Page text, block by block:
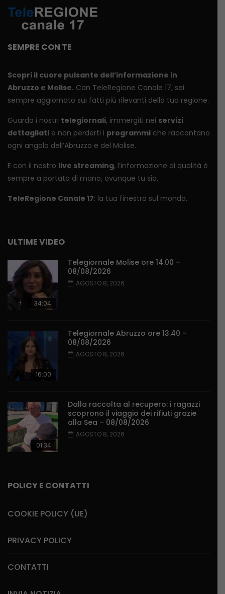
SEMPRE CON TE
Scopri il cuore pulsante dell’informazione in
Abruzzo e Molise. Con TeleRegione Canale 17, sei
sempre aggiornato sui fatti più rilevanti della tua regione.
Guarda i nostri telegiornali, immergiti nei servizi
dettagliati e non perderti i programmi che raccontano
ogni angolo dell’Abruzzo e del Molise.
E con il nostro live streaming, l’informazione di qualità è
sempre a portata di mano, ovunque tu sia.
TeleRegione Canale 17: la tua finestra sul mondo.
ULTIME VIDEO
34:04
Telegiornale Molise ore 14.00 –
08/08/2026
AGOSTO 8, 2026
16:00
Telegiornale Abruzzo ore 13.40 –
08/08/2026
AGOSTO 8, 2026
01:34
Dalla raccolta al recupero: i ragazzi
scoprono il viaggio dei rifiuti grazie
alla Sea – 08/08/2026
AGOSTO 8, 2026
POLICY E CONTATTI
COOKIE POLICY (UE)
PRIVACY POLICY
CONTATTI